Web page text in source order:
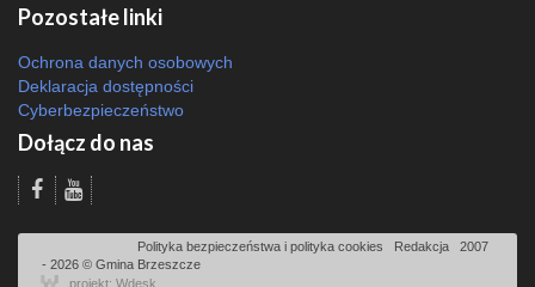
Pozostałe linki
Ochrona danych osobowych
Deklaracja dostępności
Cyberbezpieczeństwo
Dołącz do nas
Polityka bezpieczeństwa i polityka cookies Redakcja
2007
- 2026 © Gmina Brzeszcze
projekt: Wdesk